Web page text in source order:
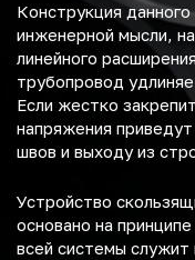
Конструкция
инженерной мысли,
линейного
трубопровод
Если жестко
напряжения
швов и выходу из
Устройство
основано на
всей системы служит